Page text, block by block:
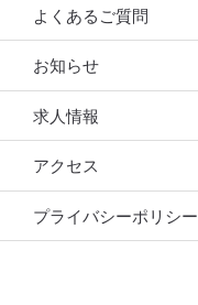
よくあるご質問
お知らせ
求人情報
アクセス
プライバシーポリシー